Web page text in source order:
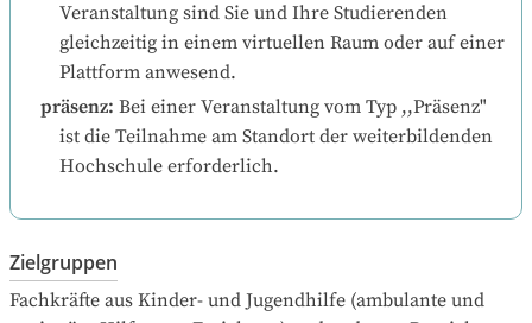
Veranstaltung sind Sie und Ihre Studierenden
gleichzeitig in einem virtuellen Raum oder auf einer
Plattform anwesend.
präsenz: Bei einer Veranstaltung vom Typ ,,Präsenz"
ist die Teilnahme am Standort der weiterbildenden
Hochschule erforderlich.
Zielgruppen
Fachkräfte aus Kinder- und Jugendhilfe (ambulante und